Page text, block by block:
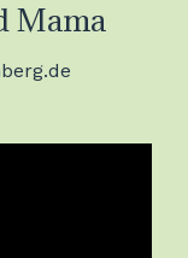
Mama